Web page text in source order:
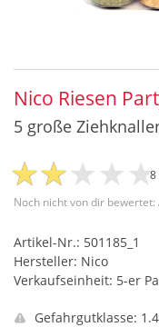
Nico Riesen
5 große
Noch nicht von dir
8
Artikel-Nr.: 501185_1
Hersteller: Nico
Verkaufseinheit: 5-er
Gefahrgutklasse: